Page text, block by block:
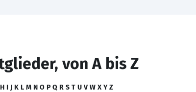
von A bis Z
H I J K L M N O P Q R S T U V W X Y Z